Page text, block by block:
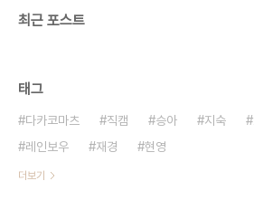
최근 포스트
태그
다카코마츠 직캠 승아 지숙
레인보우
재경 현영
더보기